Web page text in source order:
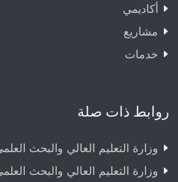
أكاديمي
مشاريع
خدمات
روابط ذات صلة
وزارة التعليم العالي والبحث
وزارة التعليم العالي والبحث